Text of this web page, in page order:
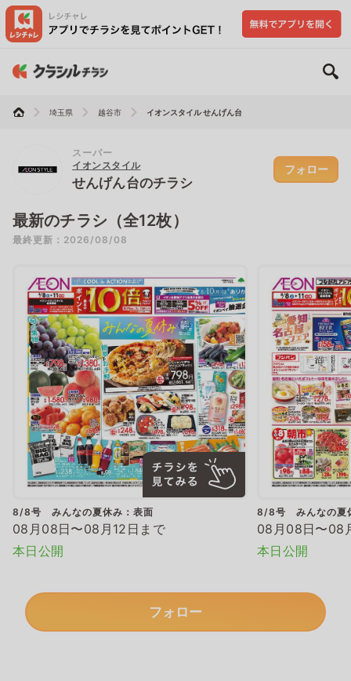
埼玉県 越谷市 イオンスタイル せんげん台
スーパー
イオンスタイル
せんげん台のチラシ
フォロー
最新のチラシ（全12枚）
最終更新：2026/08/08
8/8号 みんなの夏休み：表面
08月08日〜08月12日まで
本日公開
8/8号 みんなの夏
08月08日〜08
本日公開
フォロー